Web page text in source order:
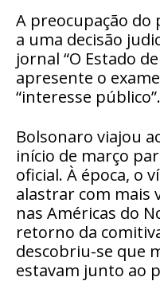
A preocupação
a uma decisão
jornal “O Estado
apresente o
“interesse público”.
Bolsonaro viajou
início de março
oficial. À época, o
alastrar com mais
nas Américas do
retorno da
descobriu-se que
estavam junto ao